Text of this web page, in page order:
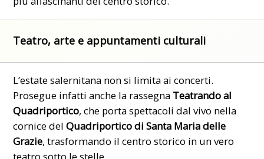
Teatro, arte e appuntamenti culturali
L’estate salernitana non si limita ai concerti.
Prosegue infatti anche la rassegna Teatrando al
Quadriportico, che porta spettacoli dal vivo nella
cornice delQuadriportico di Santa Maria delle
Grazie, trasformando il centro storico in un vero